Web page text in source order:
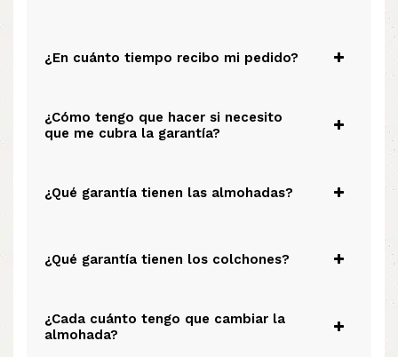
¿En cuánto tiempo recibo mi pedido?
¿Cómo tengo que hacer si necesito
que me cubra la garantía?
¿Qué garantía tienen las almohadas?
¿Qué garantía tienen los colchones?
¿Cada cuánto tengo que cambiar la
almohada?